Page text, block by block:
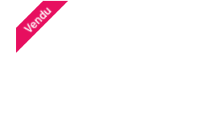
Vendu